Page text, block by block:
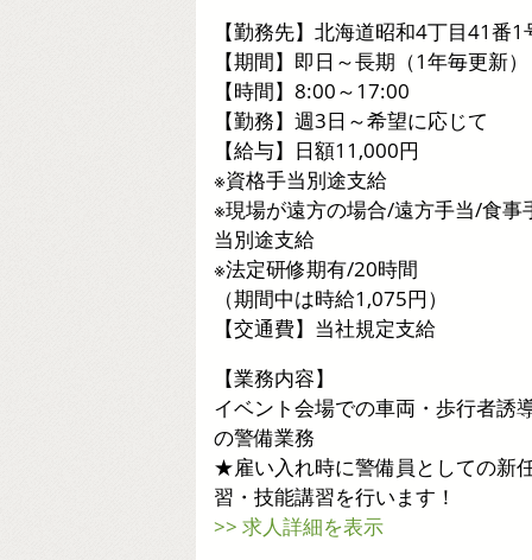
【勤務先】北海道昭和4丁目41番1
【期間】即日～長期（1年毎更新）
【時間】8:00～17:00
【勤務】週3日～希望に応じて
【給与】日額11,000円
※資格手当別途支給
※現場が遠方の場合/遠方手当/食事
当別途支給
※法定研修期有/20時間
（期間中は時給1,075円）
【交通費】当社規定支給
【業務内容】
イベント会場での車両・歩行者誘
の警備業務
★雇い入れ時に警備員としての新
習・技能講習を行います！
>> 求人詳細を表示